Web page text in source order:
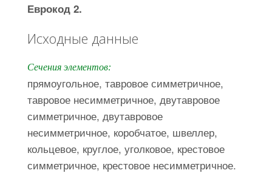
Еврокод 2.
Исходные данные
Сечения элементов:
прямоугольное, тавровое симметричное,
тавровое несимметричное, двутавровое
симметричное, двутавровое
несимметричное, коробчатое, швеллер,
кольцевое, круглое, уголковое, крестовое
симметричное, крестовое несимметричное.